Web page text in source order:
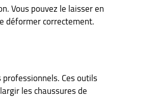
Vous pouvez le laisser en
déformer correctement.
Ces outils
les chaussures de